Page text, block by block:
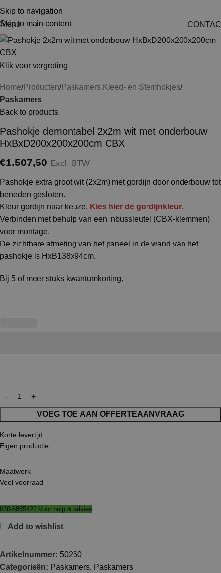
Skip to navigation
Skip to main content
Menu
Klik voor vergroting
Home Producten Paskamers Kleed- en Stemhokjes
Paskamers
Back to products
Pashokje demontabel 2x2m wit met onderbouw
HxBxD200x200x200cm CBX
€1.507,50 Excl. BTW
Pashokje extra groot wit (2x2m) met gordijn door onderbouw tot
beneden gesloten.
Kleur gordijn naar keuze. Kies hier de gordijnkleur.
Verbinden met behulp van een inbussleutel (CBX-klemmen)
voor montage.
De zichtbare afmeting van het paneel in de wand van het
pashokje is HxB138x94cm.
Bij 5 of meer stuks kwantumkorting.
VOEG TOE AAN OFFERTEAANVRAAG
Korte levertijd
Eigen productie
Maatwerk
Veel voorraad
030-6865422 Voor hulp & advies
Add to wishlist
Artikelnummer: 50260
Categorieën: Paskamers, Paskamers